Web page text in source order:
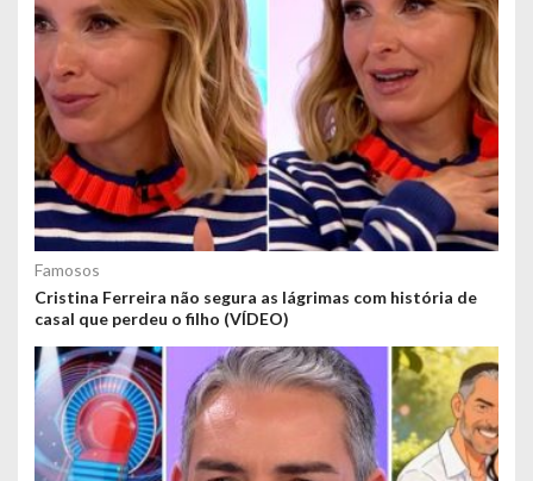
Famosos
Cristina Ferreira não segura as lágrimas com história de
casal que perdeu o filho (VÍDEO)